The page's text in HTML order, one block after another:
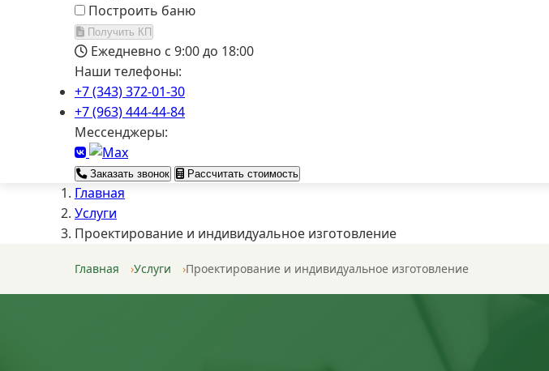
Построить баню
Получить КП
Ежедневно с 9:00 до 18:00
Наши телефоны:
+7 (343) 372-01-30
+7 (963) 444-44-84
Мессенджеры:
Заказать звонок Рассчитать стоимость
Главная
Услуги
Проектирование и индивидуальное изготовление
Главная Услуги Проектирование и индивидуальное изготовление